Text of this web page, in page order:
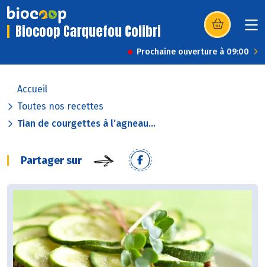
Biocoop Carquefou Colibri (s’ouvre dans
Prochaine ouverture à 09:00
Accueil
Toutes nos recettes
Tian de courgettes à l’agneau...
Partager sur